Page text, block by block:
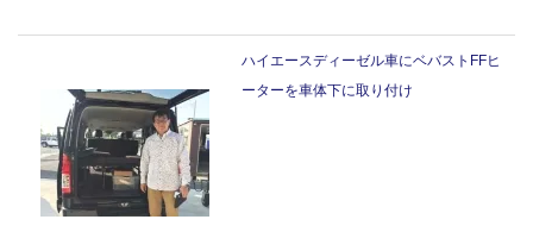
ハイエースディーゼル車にベバストFFヒ
ーターを車体下に取り付け